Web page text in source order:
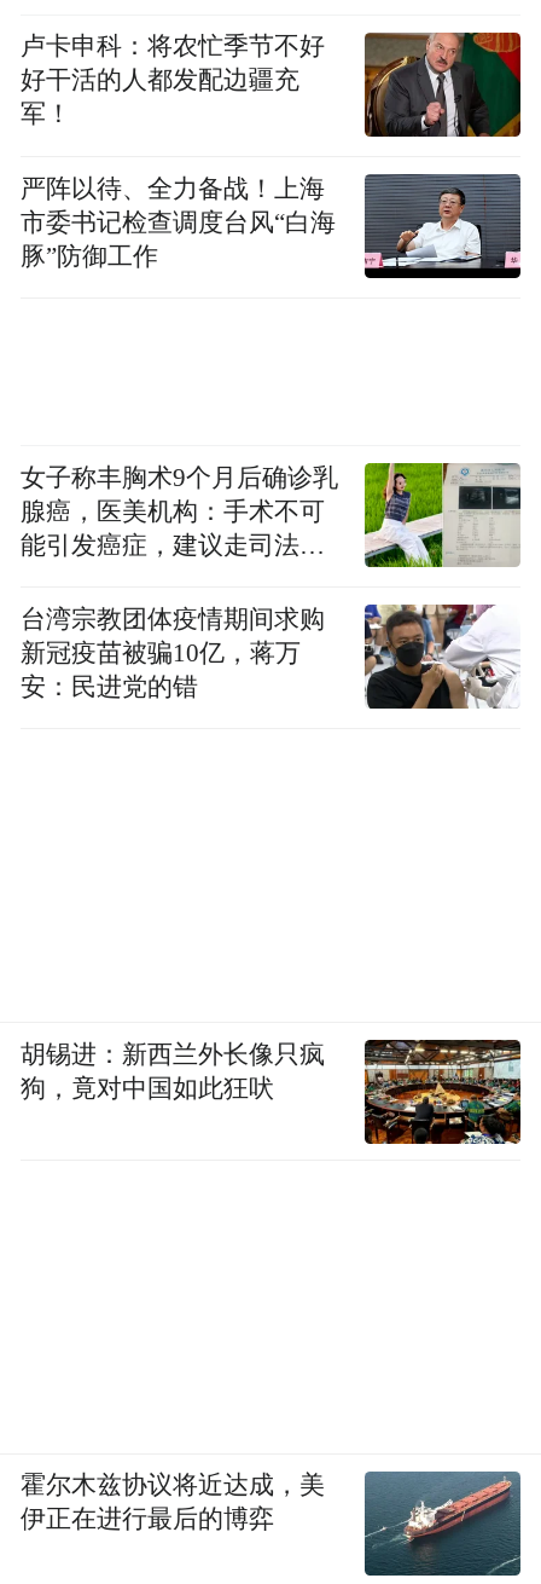
卢卡申科：将农忙季节不好
好干活的人都发配边疆充
军！
严阵以待、全力备战！上海
市委书记检查调度台风“白海
豚”防御工作
女子称丰胸术9个月后确诊乳
腺癌，医美机构：手术不可
能引发癌症，建议走司法途
台湾宗教团体疫情期间求购
新冠疫苗被骗10亿，蒋万
安：民进党的错
胡锡进：新西兰外长像只疯
狗，竟对中国如此狂吠
霍尔木兹协议将近达成，美
伊正在进行最后的博弈